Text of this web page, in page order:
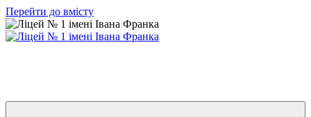
Перейти до вмісту